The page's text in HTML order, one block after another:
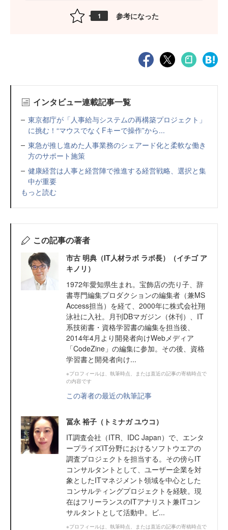
1 参考になった
インタビュー連載記事一覧
東京都庁が「人事給与システムの再構築プロジェクト」
に挑む！“マウスでなくFキーで操作”から...
東急が推し進めた人事業務のシェアード化と柔軟な働き
方のサポート施策
健康経営は人事と経営陣で推進する経営戦略、選択と集
中が重要
もっと読む
この記事の著者
市古 明典（IT人材ラボ ラボ長）（イチゴ ア
キノリ）
1972年愛知県生まれ。宝飾店の売り子、辞
書専門編集プロダクションの編集者（兼MS
Access担当）を経て、2000年に株式会社翔
泳社に入社。月刊DBマガジン（休刊）、IT
系技術書・資格学習書の編集を担当後、
2014年4月より開発者向けWebメディア
「CodeZine」の編集に参加。その後、資格
学習書と開発者向け...
※プロフィールは、執筆時点、または直近の記事の寄稿時点で
の内容です
この著者の最近の執筆記事
冨永 裕子（トミナガ ユウコ）
IT調査会社（ITR、IDC Japan）で、エンタ
ープライズIT分野におけるソフトウエアの
調査プロジェクトを担当する。その傍らIT
コンサルタントとして、ユーザー企業を対
象としたITマネジメント領域を中心とした
コンサルティングプロジェクトを経験。現
在はフリーランスのITアナリスト兼ITコン
サルタントとして活動中。ビ...
※プロフィールは、執筆時点、または直近の記事の寄稿時点で